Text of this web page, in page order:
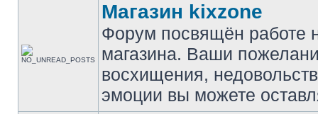
Магазин kixzone
Форум посвящён работе
магазина. Ваши
восхищения,
эмоции вы можете